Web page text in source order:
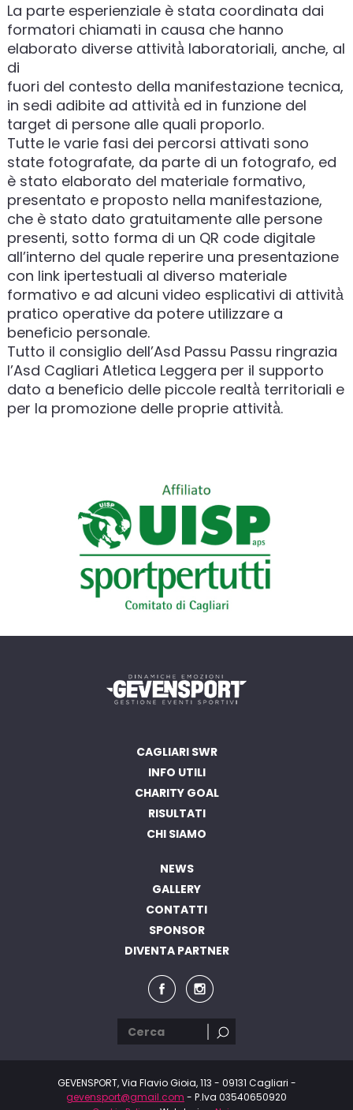
La parte esperienziale è stata coordinata dai
formatori chiamati in causa che hanno
elaborato diverse attività̀ laboratoriali, anche, al
di
fuori del contesto della manifestazione tecnica,
in sedi adibite ad attività̀ ed in funzione del
target di persone alle quali proporlo.
Tutte le varie fasi dei percorsi attivati sono
state fotografate, da parte di un fotografo, ed
è stato elaborato del materiale formativo,
presentato e proposto nella manifestazione,
che è stato dato gratuitamente alle persone
presenti, sotto forma di un QR code digitale
all’interno del quale reperire una presentazione
con link ipertestuali al diverso materiale
formativo e ad alcuni video esplicativi di attività̀
pratico operative da potere utilizzare a
beneficio personale.
Tutto il consiglio dell’Asd Passu Passu ringrazia
l’Asd Cagliari Atletica Leggera per il supporto
dato a beneficio delle piccole realtà̀ territoriali e
per la promozione delle proprie attività̀.
CAGLIARI SWR
INFO UTILI
CHARITY GOAL
RISULTATI
CHI SIAMO
NEWS
GALLERY
CONTATTI
SPONSOR
DIVENTA PARTNER
GEVENSPORT, Via Flavio Gioia, 113 - 09131 Cagliari -
gevensport@gmail.com - P.Iva 03540650920